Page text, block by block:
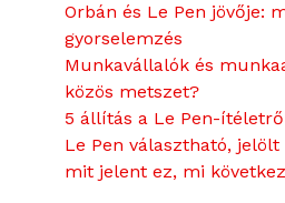
Orbán és Le Pen jövője:
gyorselemzés
Munkavállalók és
közös metszet?
5 állítás a Le Pen-
Le Pen választható,
mit jelent ez, mi